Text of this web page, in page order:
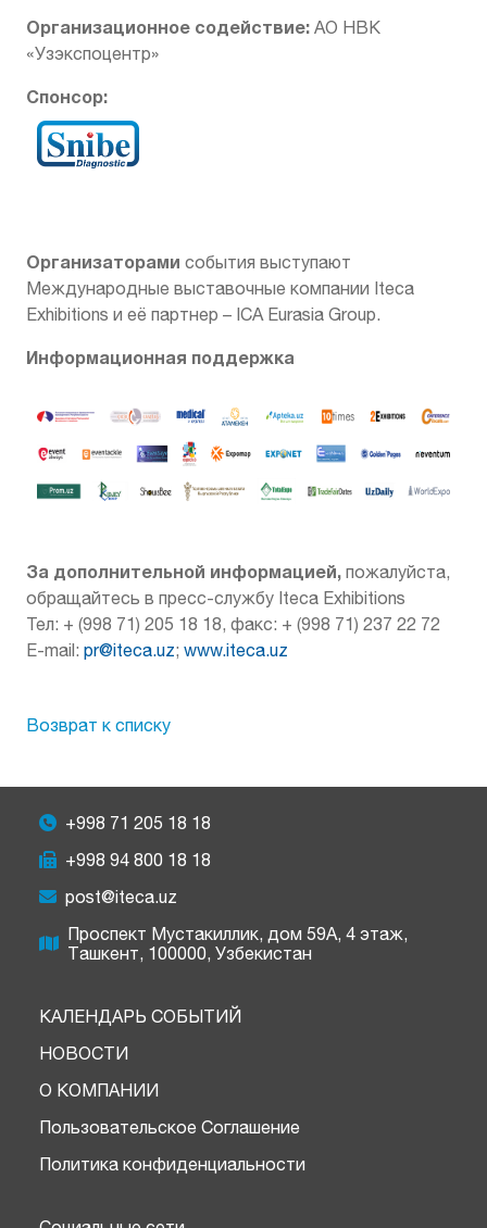
Организационное содействие: АО НВК
«Узэкспоцентр»
Спонсор:
Организаторами события выступают
Международные выставочные компании Iteca
Exhibitions и её партнер – ICA Eurasia Group.
Информационная поддержка
За дополнительной информацией, пожалуйста,
обращайтесь в пресс-службу Iteca Exhibitions
Teл: + (998 71) 205 18 18, факс: + (998 71) 237 22 72
E-mail: pr@iteca.uz; www.iteca.uz
Возврат к списку
+998 71 205 18 18
+998 94 800 18 18
post@iteca.uz
Проспект Мустакиллик, дом 59А, 4 этаж,
Ташкент, 100000, Узбекистан
КАЛЕНДАРЬ СОБЫТИЙ
НОВОСТИ
О КОМПАНИИ
Пользовательское Соглашение
Политика конфиденциальности